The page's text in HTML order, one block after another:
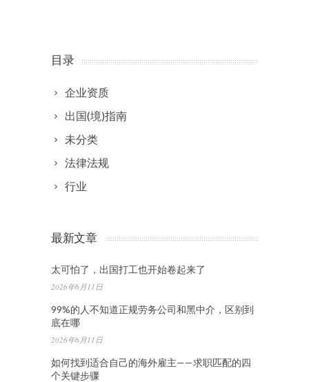
目录
企业资质
出国(境)指南
未分类
法律法规
行业
最新文章
太可怕了，出国打工也开始卷起来了
2026年6月11日
99%的人不知道正规劳务公司和黑中介，区别到
底在哪
2026年6月11日
如何找到适合自己的海外雇主——求职匹配的四
个关键步骤